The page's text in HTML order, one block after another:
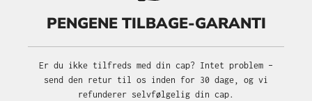
PENGENE TILBAGE-GARANTI
Er du ikke tilfreds med din cap? Intet problem –
send den retur til os inden for 30 dage, og vi
refunderer selvfølgelig din cap.